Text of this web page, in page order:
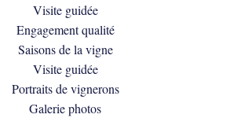
Visite guidée
Engagement qualité
Saisons de la vigne
Visite guidée
Portraits de vignerons
Galerie photos